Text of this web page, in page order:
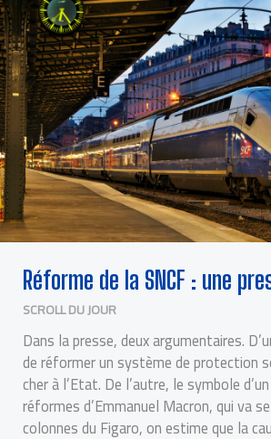
Réforme de la SNCF : une
SCROLL DU JOUR
Dans la presse, deux argumentaires.
de réformer un système de protection
cher à l’Etat. De l’autre, le symbole
réformes d’Emmanuel Macron, qui va
colonnes du Figaro, on estime que la
SNCF
:
UNE
PRESSE
DIVISÉE